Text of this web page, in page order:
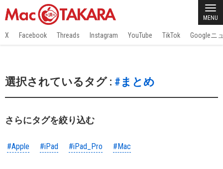
MENU
X Facebook Threads Instagram YouTube TikTok Googleニ
選択されているタグ : #まとめ
さらにタグを絞り込む
#Apple #iPad #iPad_Pro #Mac